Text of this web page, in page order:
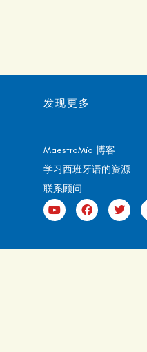
发现更多
MaestroMío 博客
学习西班牙语的资源
联系顾问